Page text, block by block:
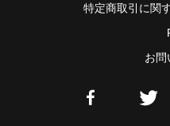
特定商取引に関
お問